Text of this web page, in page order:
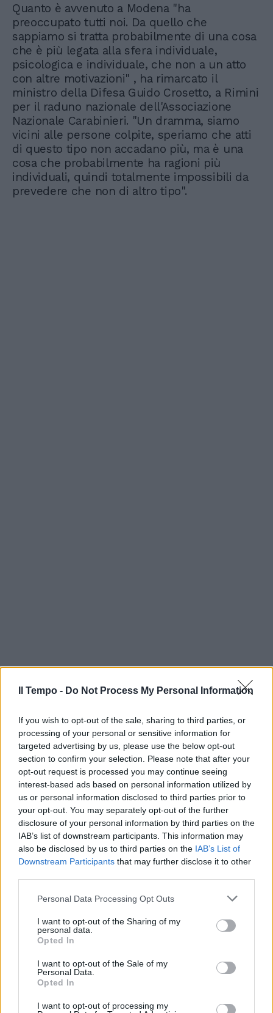
Il Tempo - Do Not Process My Personal Information
If you wish to opt-out of the sale, sharing to third parties, or
processing of your personal or sensitive information for
targeted advertising by us, please use the below opt-out
section to confirm your selection. Please note that after your
opt-out request is processed you may continue seeing
interest-based ads based on personal information utilized by
us or personal information disclosed to third parties prior to
your opt-out. You may separately opt-out of the further
disclosure of your personal information by third parties on the
IAB’s list of downstream participants. This information may
also be disclosed by us to third parties on the IAB’s List of
Downstream Participants that may further disclose it to other
Personal Data Processing Opt Outs
I want to opt-out of the Sharing of my
personal data.
Opted In
I want to opt-out of the Sale of my
Personal Data.
Opted In
I want to opt-out of processing my
Quanto è avvenuto a Modena "ha
preoccupato tutti noi. Da quello che
sappiamo si tratta probabilmente di una cosa
che è più legata alla sfera individuale,
psicologica e individuale, che non a un atto
con altre motivazioni" , ha rimarcato il
ministro della Difesa Guido Crosetto, a Rimini
per il raduno nazionale dell'Associazione
Nazionale Carabinieri. "Un dramma, siamo
vicini alle persone colpite, speriamo che atti
di questo tipo non accadano più, ma è una
cosa che probabilmente ha ragioni più
individuali, quindi totalmente impossibili da
prevedere che non di altro tipo".
In evidenza